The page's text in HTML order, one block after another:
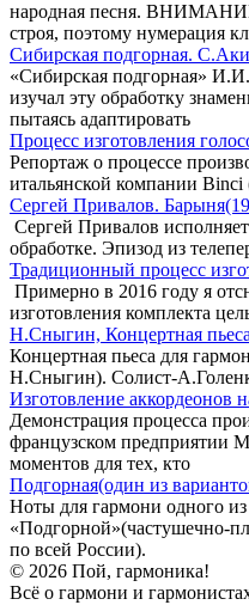
народная песня.
строя, поэтому нумерация
Сибирская подгорная.
«Сибирская подгорная»
изучал эту обработку
пытаясь адаптировать
Процесс изготовления
Репортаж о процессе
итальянской компании
Сергей Привалов.
Сергей Привалов
обработке. Эпизод из
Традиционный процесс
Примерно в 2016 году я
изготовления комплекта
Н.Сныгин, Концертная пьеса
Концертная пьеса для
Н.Сныгин). Солист-
Изготовление аккордеонов
Демонстрация процесса
французском предприятии
моментов для тех, кто
Подгорная(один из
Ноты для гармони одного
«Подгорной»(частушечно-
по всей России).
© 2026 Пой, гармоника!
Всё о гармони и